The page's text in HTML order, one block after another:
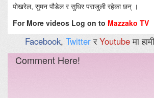
पोखरेल, सुमन पौडेल र सुधिर पराजुली रहेका छन् ।
For More videos Log on to Mazzako TV
Facebook, TwitterरYoutubeमा
Comment Here!